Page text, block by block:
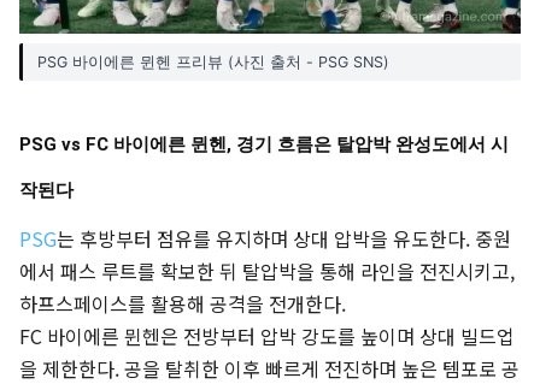
PSG 바이에른 뮌헨 프리뷰 (사진 출처 - PSG SNS)
PSG vs FC 바이에른 뮌헨, 경기 흐름은 탈압박 완성도에서 시
작된다
PSG는 후방부터 점유를 유지하며 상대 압박을 유도한다. 중원
에서 패스 루트를 확보한 뒤 탈압박을 통해 라인을 전진시키고,
하프스페이스를 활용해 공격을 전개한다.
FC 바이에른 뮌헨은 전방부터 압박 강도를 높이며 상대 빌드업
을 제한한다. 공을 탈취한 이후 빠르게 전진하며 높은 템포로 공